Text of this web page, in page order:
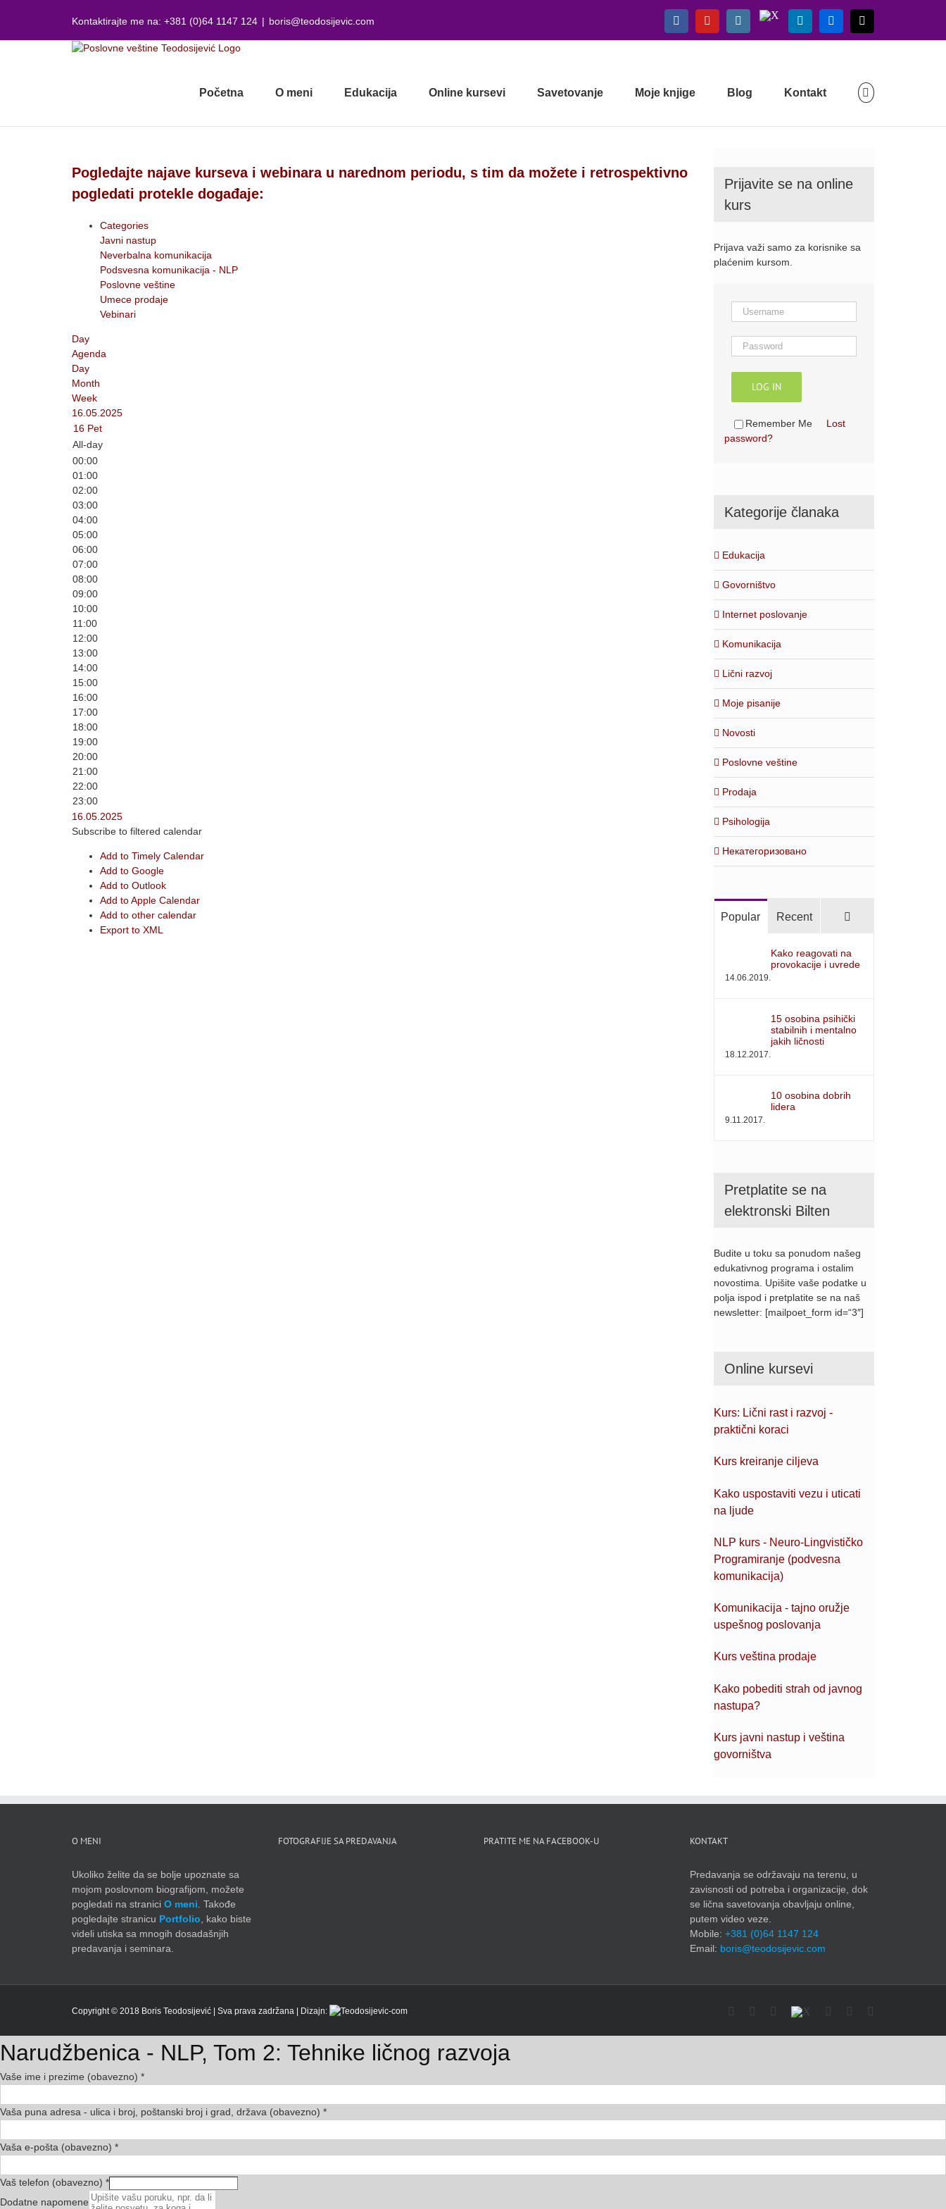
Kontaktirajte me na: +381 (0)64 1147 124 | boris@teodosijevic.com FacebookYouTubeInstagram
X LinkedInFlickr
Početna O meni Edukacija Online kursevi Savetovanje Moje knjige Blog Kontakt
Pogledajte najave kurseva i webinara u narednom periodu, s tim da možete i retrospektivno
pogledati protekle događaje:
Categories
Javni nastup
Neverbalna komunikacija
Podsvesna komunikacija - NLP
Poslovne veštine
Umece prodaje
Vebinari
Day
Agenda
Day
Month
Week
16.05.2025
16 Pet
All-day
00:00
01:00
02:00
03:00
04:00
05:00
06:00
07:00
08:00
09:00
10:00
11:00
12:00
13:00
14:00
15:00
16:00
17:00
18:00
19:00
20:00
21:00
22:00
23:00
16.05.2025
Subscribe to filtered calendar
Add to Timely Calendar
Add to Google
Add to Outlook
Add to Apple Calendar
Add to other calendar
Export to XML
Prijavite se na online
kurs
Prijava važi samo za korisnike sa
plaćenim kursom.
LOG IN
Remember Me
Lost
password?
Kategorije članaka
Edukacija
Govorništvo
Internet poslovanje
Komunikacija
Lični razvoj
Moje pisanije
Novosti
Poslovne veštine
Prodaja
Psihologija
Некатегоризовано
Popular Recent
Kako reagovati na
provokacije i uvrede
14.06.2019.
15 osobina psihički
stabilnih i mentalno
jakih ličnosti
18.12.2017.
10 osobina dobrih
lidera
9.11.2017.
Pretplatite se na
elektronski Bilten
Budite u toku sa ponudom našeg
edukativnog programa i ostalim
novostima. Upišite vaše podatke u
polja ispod i pretplatite se na naš
newsletter: [mailpoet_form id=“3″]
Online kursevi
Kurs: Lični rast i razvoj -
praktični koraci
Kurs kreiranje ciljeva
Kako uspostaviti vezu i uticati
na ljude
NLP kurs - Neuro-Lingvističko
Programiranje (podvesna
komunikacija)
Komunikacija - tajno oružje
uspešnog poslovanja
Kurs veština prodaje
Kako pobediti strah od javnog
nastupa?
Kurs javni nastup i veština
govorništva
O MENI
Ukoliko želite da se bolje upoznate sa
mojom poslovnom biografijom, možete
pogledati na stranici O meni . Takođe
pogledajte stranicu Portfolio , kako biste
videli utiska sa mnogih dosadašnjih
predavanja i seminara.
FOTOGRAFIJE SA PREDAVANJA PRATITE ME NA FACEBOOK-U KONTAKT
Predavanja se održavaju na terenu, u
zavisnosti od potreba i organizacije, dok
se lična savetovanja obavljaju online,
putem video veze.
Mobile: +381 (0)64 1147 124
Email: boris@teodosijevic.com
Copyright © 2018 Boris Teodosijević | Sva prava zadržana | Dizajn: FacebookYouTubeInstagram
X LinkedIn
Flickr
Narudžbenica - NLP, Tom 2: Tehnike ličnog razvoja
Vaše ime i prezime (obavezno) *
Vaša puna adresa - ulica i broj, poštanski broj i grad, država (obavezno) *
Vaša e-pošta (obavezno) *
Vaš telefon (obavezno) *
Dodatne napomene